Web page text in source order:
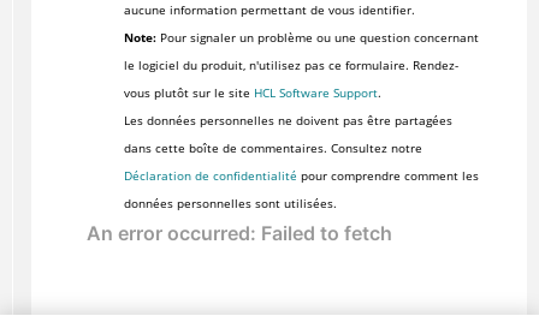
aucune information permettant de vous identifier.
Note:Pour signaler un problème ou une question concernant
le logiciel du produit, n'utilisez pas ce formulaire. Rendez-
vous plutôt sur le site HCL Software Support.
Les données personnelles ne doivent pas être partagées
dans cette boîte de commentaires. Consultez notre
Déclaration de confidentialité pour comprendre comment les
données personnelles sont utilisées.